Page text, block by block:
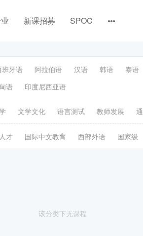
新课招募 SPOC
班牙语 阿拉伯语 汉语 韩语 泰语
语 印度尼西亚语
文学文化 语言测试 教师发展
才 国际中文教育 西部外语 国家级
该分类下无课程